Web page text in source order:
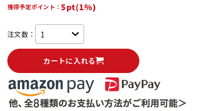
獲得予定ポイント： 5pt(1%)
注文数：
カートに入れる